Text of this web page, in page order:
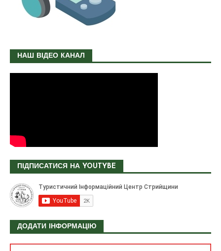
НАШ ВІДЕО КАНАЛ
ПІДПИСАТИСЯ НА YOUTYBE
ДОДАТИ ІНФОРМАЦІЮ